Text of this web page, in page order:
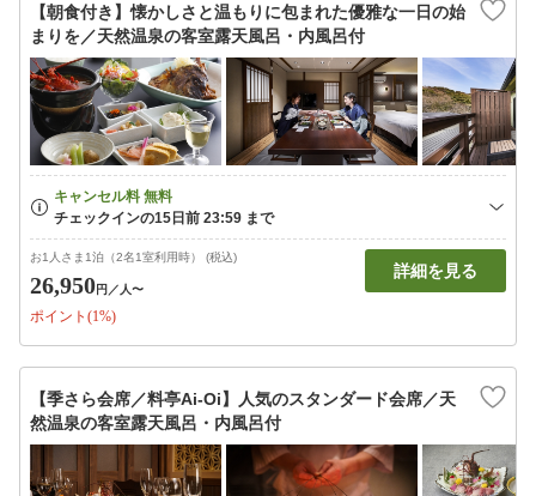
【朝食付き】懐かしさと温もりに包まれた優雅な一日の始
まりを／天然温泉の客室露天風呂・内風呂付
お1人さま1泊（2名1室利用時） (税込)
26,950円 ／人〜
ポイント(1%)
詳細を見る
【季さら会席／料亭Ai-Oi】人気のスタンダード会席／天
然温泉の客室露天風呂・内風呂付